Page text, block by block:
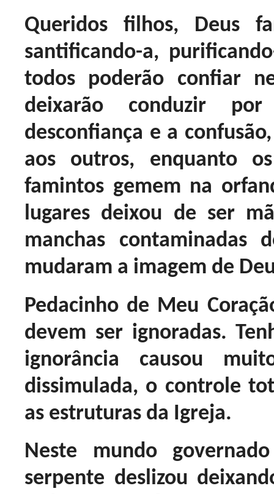
Queridos filhos, Deus
santificando-a,
todos poderão confiar
deixarão conduzir
desconfiança e a
aos outros, enquanto
famintos gemem na
lugares deixou de ser
manchas contaminadas
mudaram a imagem de
Pedacinho de Meu
devem ser ignoradas.
ignorância causou
dissimulada, o controle
as estruturas da Igreja.
Neste mundo
serpente deslizou